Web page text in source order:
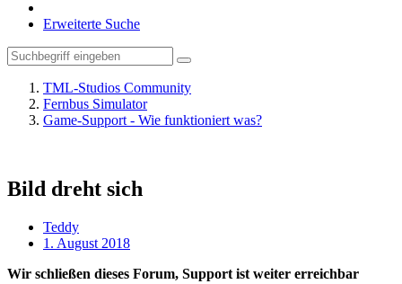
Erweiterte Suche
TML-Studios Community
Fernbus Simulator
Game-Support - Wie funktioniert was?
Bild dreht sich
Teddy
1. August 2018
Wir schließen dieses Forum, Support ist weiter erreichbar